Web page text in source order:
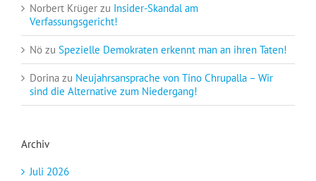
Norbert Krüger zu Insider-Skandal am
Verfassungsgericht!
Nö zu Spezielle Demokraten erkennt man an ihren Taten!
Dorina zu Neujahrsansprache von Tino Chrupalla – Wir
sind die Alternative zum Niedergang!
Archiv
Juli 2026